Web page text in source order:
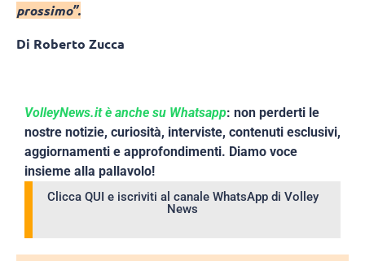
prossimo”.
Di Roberto Zucca
VolleyNews.it è anche su Whatsapp: non perderti le
nostre notizie, curiosità, interviste, contenuti esclusivi,
aggiornamenti e approfondimenti. Diamo voce
insieme alla pallavolo!
Clicca QUI e iscriviti al canale WhatsApp di Volley
News